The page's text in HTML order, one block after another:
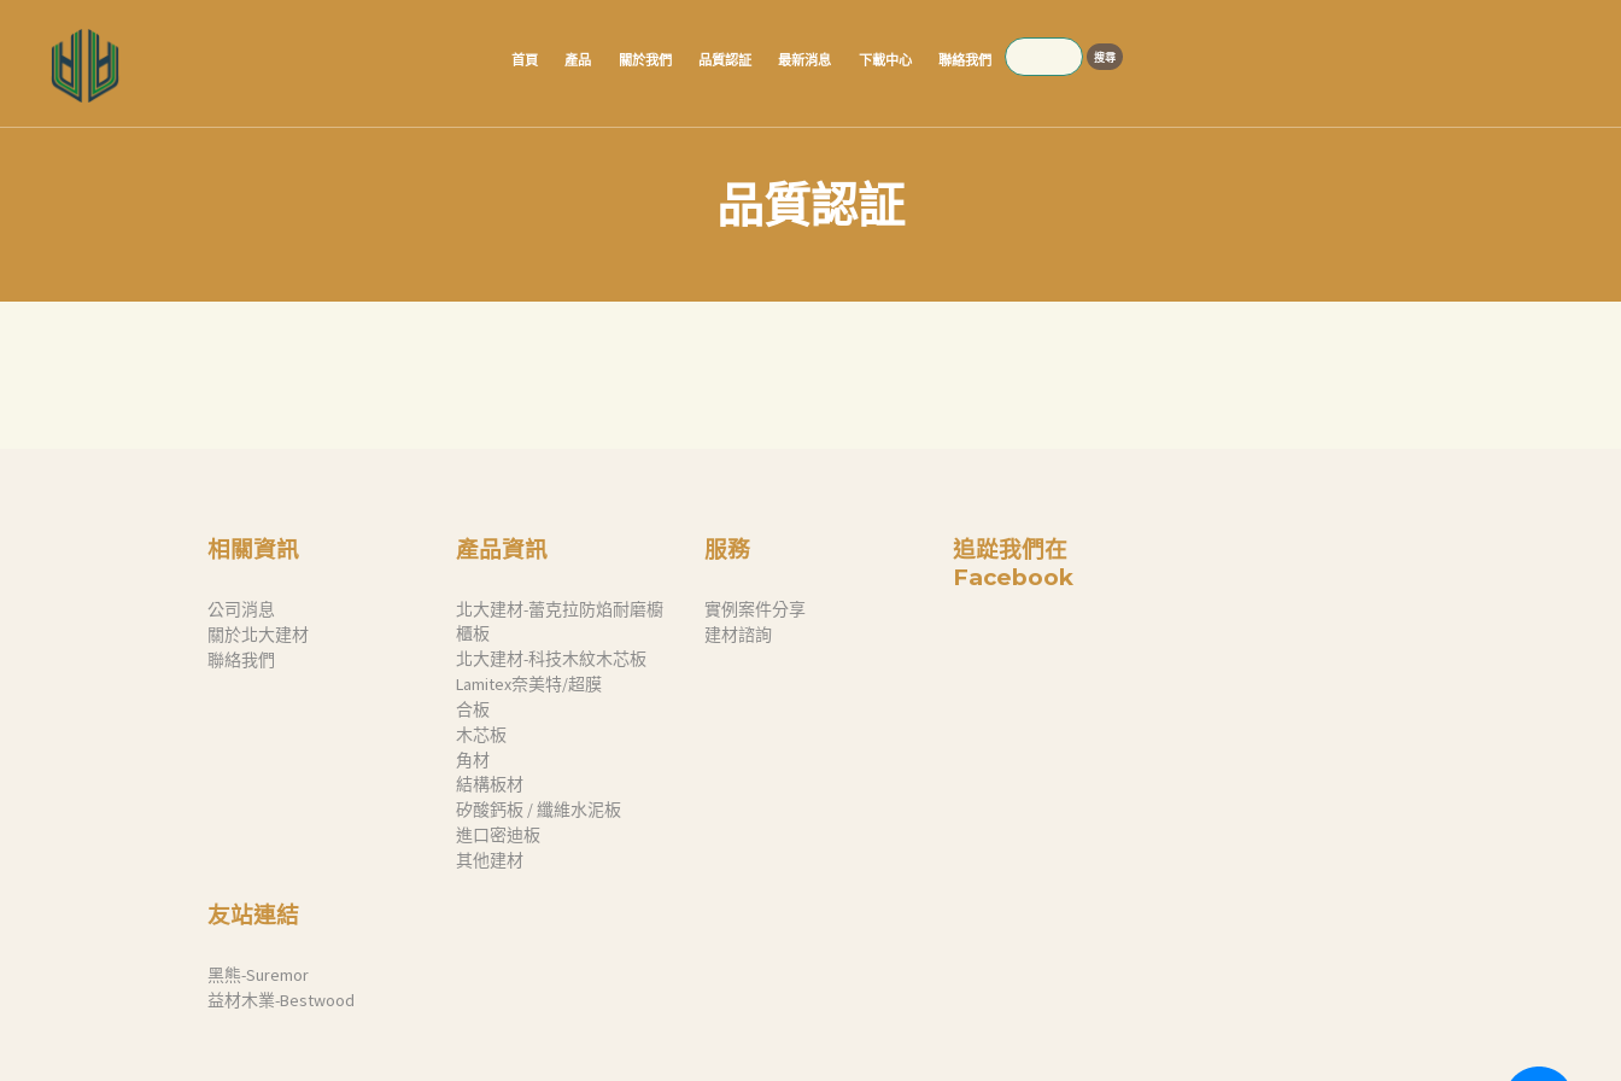
首頁 產品 關於我們 品質認証 最新消息 下載中心 聯絡我們
SEARCH
品質認証
相關資訊
公司消息
關於北大建材
聯絡我們
產品資訊
北大建材-蕾克拉防焰耐磨櫥
櫃板
北大建材-科技木紋木芯板
Lamitex奈美特/超膜
合板
木芯板
角材
結構板材
矽酸鈣板 / 纖維水泥板
進口密迪板
其他建材
服務
實例案件分享
建材諮詢
追踨我們在
Facebook
友站連結
黑熊-Suremor
益材木業-Bestwood